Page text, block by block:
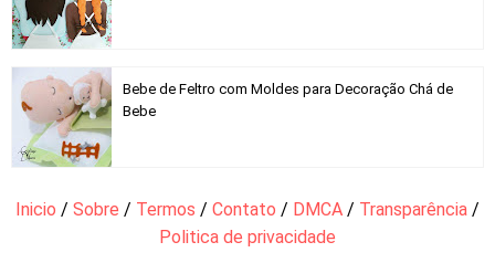
Bebe de Feltro com Moldes para Decoração Chá de
Bebe
Inicio / Sobre / Termos / Contato / DMCA / Transparência /
Politica de privacidade